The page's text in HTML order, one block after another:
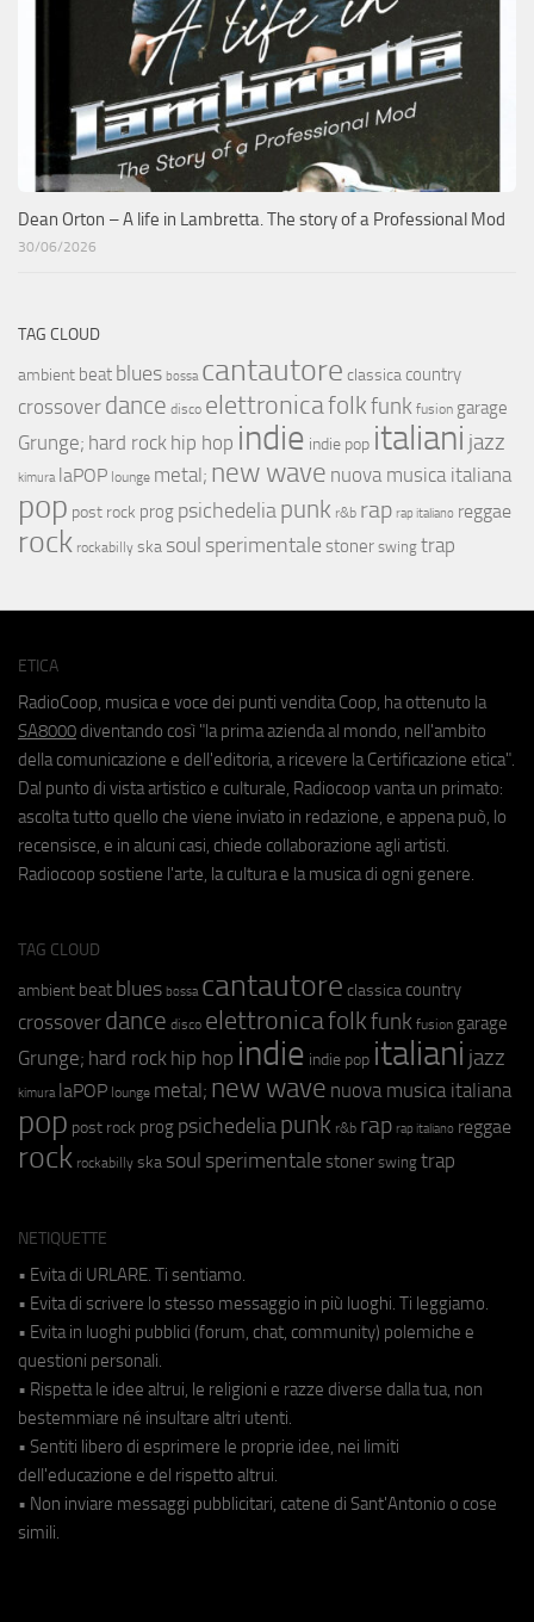
Dean Orton – A life in Lambretta. The story of a Professional Mod
30/06/2026
TAG CLOUD
ambient beat blues bossa cantautore classica country
crossover dance disco elettronicafolkfunk fusion garage
Grunge; hard rock hip hop indie indie pop italiani jazz
kimura laPOP lounge metal; new wave nuova musica italiana
pop post rock prog psichedeliapunk r&b rap rap italiano reggae
rock rockabilly ska soul sperimentale stoner swing trap
ETICA
RadioCoop, musica e voce dei punti vendita Coop, ha ottenuto la
SA8000 diventando così "la prima azienda al mondo, nell'ambito
della comunicazione e dell'editoria, a ricevere la Certificazione etica".
Dal punto di vista artistico e culturale, Radiocoop vanta un primato:
ascolta tutto quello che viene inviato in redazione, e appena può, lo
recensisce, e in alcuni casi, chiede collaborazione agli artisti.
Radiocoop sostiene l'arte, la cultura e la musica di ogni genere.
TAG CLOUD
ambient beat blues bossa cantautore classica country
crossover dance disco elettronicafolkfunk fusion garage
Grunge; hard rock hip hop indie indie pop italiani jazz
kimura laPOP lounge metal; new wave nuova musica italiana
pop post rock prog psichedeliapunk r&b rap rap italiano reggae
rock rockabilly ska soul sperimentale stoner swing trap
NETIQUETTE
• Evita di URLARE. Ti sentiamo.
• Evita di scrivere lo stesso messaggio in più luoghi. Ti leggiamo.
• Evita in luoghi pubblici (forum, chat, community) polemiche e
questioni personali.
• Rispetta le idee altrui, le religioni e razze diverse dalla tua, non
bestemmiare né insultare altri utenti.
• Sentiti libero di esprimere le proprie idee, nei limiti
dell'educazione e del rispetto altrui.
• Non inviare messaggi pubblicitari, catene di Sant'Antonio o cose
simili.